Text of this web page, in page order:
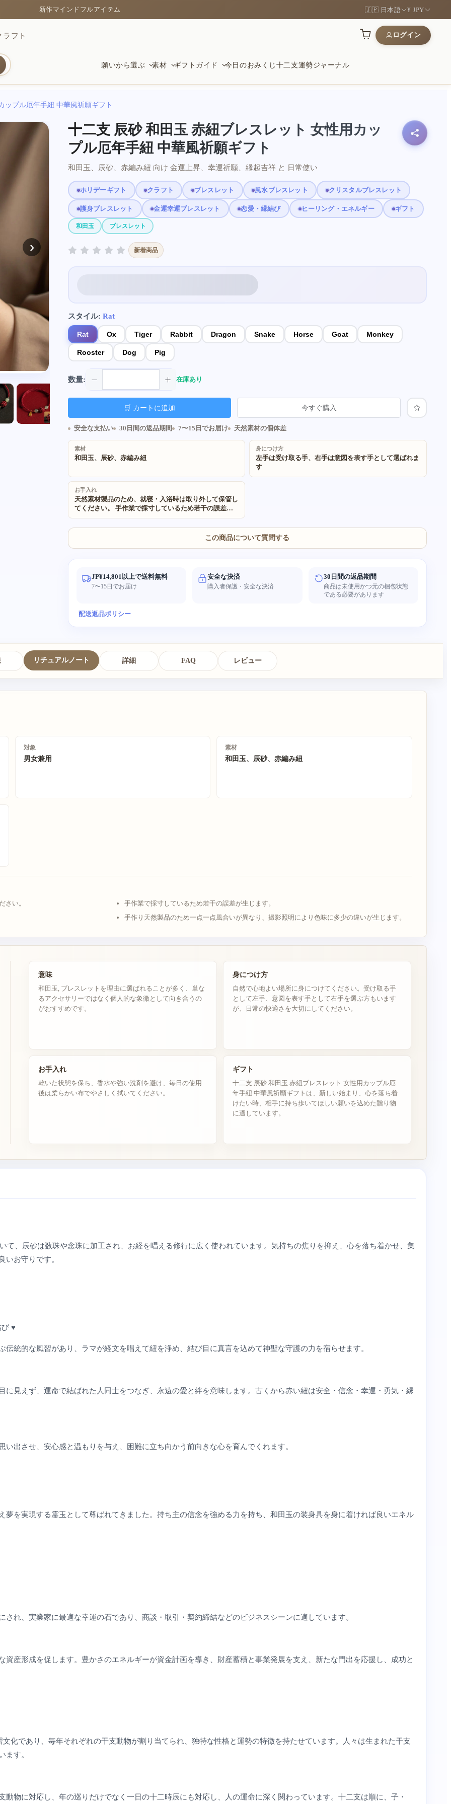
新作マインドフルアイテム 🇯🇵 日本語 ¥ JPY
フト ログイン
願いから選ぶ
黒曜石、貔貅、安定をもたらす品 繁栄と道を開く象徴
静けさと明晰さ
集中と静けさのための素材
愛と調和
やさしい石と心に残るギフト
素材
色、透明感、天然の表情 温かく、手になじむ質感
赤い紐
祝福とつながりのシンプルな象徴
風水シンボル
伝統の形を現代的に
ギフトガイド
卒業、引越し、仕事、新たな一歩に 安全と安定をそっと願う贈り物
繁栄の願いに
仕事、お金、前進への祝福
心に残るギフト
贈り物に選ばれた品を見る
今日のおみくじ十二支運勢ジャーナル
ップル厄年手紐 中華風祈願ギフト
›
十二支 辰砂 和田玉 赤紐ブレスレット 女性用カッ
プル厄年手紐 中華風祈願ギフト
和田玉、辰砂、赤編み紐 向け 金運上昇、幸運祈願、縁起吉祥 と 日常使い
ホリデーギフト クラフト ブレスレット 風水ブレスレット クリスタルブレスレット
護身ブレスレット 金運幸運ブレスレット 恋愛・縁結び ヒーリング・エネルギー ギフト
和田玉 ブレスレット
新着商品
スタイル:Rat
Rat Ox Tiger Rabbit Dragon Snake Horse Goat Monkey
Rooster Dog Pig
数量: 在庫あり
🛒 カートに追加 今すぐ購入
安全な支払い 30日間の返品期間 7〜15日でお届け 天然素材の個体差
素材
和田玉、辰砂、赤編み紐
身につけ方
左手は受け取る手、右手は意図を表す手として選ばれま
す
お手入れ
天然素材製品のため、就寝・入浴時は取り外して保管し
てください。 手作業で採寸しているため若干の誤差が
生じます。 使用素材はすべて天然環境に優しく安心安
全です。 手作り天然製品のため一点一点風合いが異な
り、撮影照明により色味に多少の違いが生じます。この商品について質問する
JP¥14,801以上で送料無料
7〜15日でお届け
安全な決済
購入者保護・安全な決済
30日間の返品期間
商品は未使用かつ元の梱包状態
である必要があります
配送返品ポリシー
リチュアルノート 詳細 FAQ レビュー
対象
男女兼用
素材
和田玉、辰砂、赤編み紐
さい。
手作業で採寸しているため若干の誤差が生じます。
手作り天然製品のため一点一点風合いが異なり、撮影照明により色味に多少の違いが生じます。
意味
和田玉, ブレスレットを理由に選ばれることが多く、単な
るアクセサリーではなく個人的な象徴として向き合うの
がおすすめです。
身につけ方
自然で心地よい場所に身につけてください。受け取る手
として左手、意図を表す手として右手を選ぶ方もいます
が、日常の快適さを大切にしてください。
お手入れ
乾いた状態を保ち、香水や強い洗剤を避け、毎日の使用
後は柔らかい布でやさしく拭いてください。
ギフト
十二支 辰砂 和田玉 赤紐ブレスレット 女性用カップル厄
年手紐 中華風祈願ギフトは、新しい始まり、心を落ち着
けたい時、相手に持ち歩いてほしい願いを込めた贈り物
に適しています。
て、辰砂は数珠や念珠に加工され、お経を唱える修行に広く使われています。気持ちの焦りを抑え、心を落ち着かせ、集
いお守りです。
♥
統的な風習があり、ラマが経文を唱えて紐を浄め、結び目に真言を込めて神聖な守護の力を宿らせます。
見えず、運命で結ばれた人同士をつなぎ、永遠の愛と絆を意味します。古くから赤い紐は安全・信念・幸運・勇気・縁
出させ、安心感と温もりを与え、困難に立ち向かう前向きな心を育んでくれます。
夢を実現する霊玉として尊ばれてきました。持ち主の信念を強める力を持ち、和田玉の装身具を身に着ければ良いエネル
れ、実業家に最適な幸運の石であり、商談・取引・契約締結などのビジネスシーンに適しています。
産形成を促します。豊かさのエネルギーが資金計画を導き、財産蓄積と事業発展を支え、新たな門出を応援し、成功と
化であり、毎年それぞれの干支動物が割り当てられ、独特な性格と運勢の特徴を持たせています。人々は生まれた干支
ます。
物に対応し、年の巡りだけでなく一日の十二時辰にも対応し、人の運命に深く関わっています。十二支は順に、子・